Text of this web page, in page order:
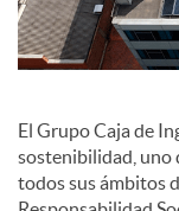
i
a
El Grupo Caja de
sostenibilidad, uno
todos sus ámbitos